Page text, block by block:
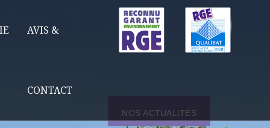
AVIS &
CONTACT
NOS ACTUALITÉS